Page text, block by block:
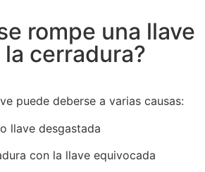
rompe una llave
cerradura?
puede deberse a varias causas:
llave desgastada
con la llave equivocada